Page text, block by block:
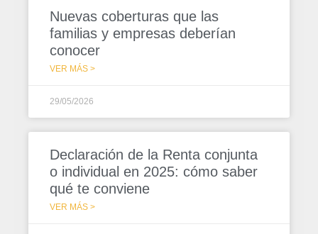
Nuevas coberturas que las
familias y empresas deberían
conocer
VER MÁS >
29/05/2026
Declaración de la Renta conjunta
o individual en 2025: cómo saber
qué te conviene
VER MÁS >